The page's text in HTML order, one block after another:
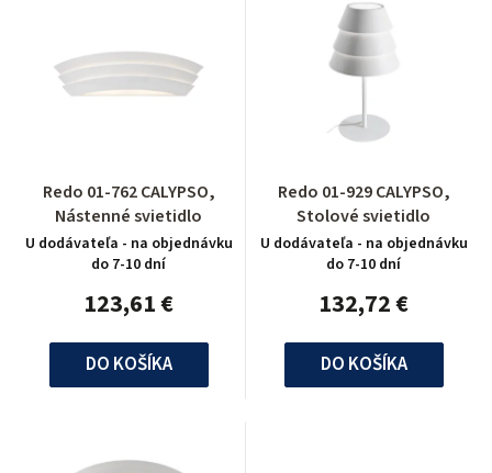
Redo 01-762 CALYPSO,
Nástenné svietidlo
U dodávateľa - na objednávku
do 7-10 dní
123,61 €
DO KOŠÍKA
Redo 01-929 CALYPSO,
Stolové svietidlo
U dodávateľa - na objednávku
do 7-10 dní
132,72 €
DO KOŠÍKA